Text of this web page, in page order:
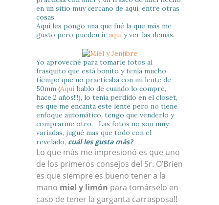
en un sitio muy cercano de aquí, entre otras
cosas.
Aquí les pongo una que fué la que más me
gustó pero pueden ir aquí y ver las demás.
Yo aproveché para tomarle fotos al
frasquito que está bonito y tenía mucho
tiempo que no practicaba con mi lente de
50mm (Aquí hablo de cuando lo compré,
hace 2 años!!!), lo tenía perdido en el closet,
es que me encanta este lente pero no tiene
enfoque automático, tengo que venderlo y
comprarme otro… Las fotos no son muy
variadas, jugué mas que todo con el
revelado, cuál les gusta más?
Lo que más me impresionó es que uno
de los primeros consejos del Sr. O’Brien
es que siempre es bueno tener a la
mano miel y limón para tomárselo en
caso de tener la garganta carrasposa!!